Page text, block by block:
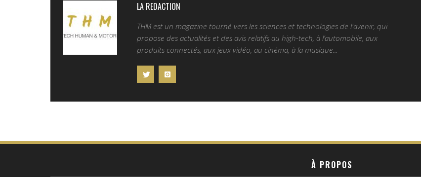
LA REDACTION
THM est un magazine tourné vers les sciences et technologies de l'avenir, qui
propose des actualités et des avis relatifs au high-tech, à l’automobile, aux
produits connectés, aux jeux vidéo, au cinéma, à la musique...
À PROPOS